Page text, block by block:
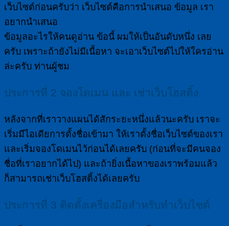
เว็บไซต์ก่อนครับว่า เว็บไซต์คือการนำเสนอ ข้อมูล เรา
อยากนำเสนอ
ข้อมูลอะไรให้คนดูอ่าน ข้อนี้ ผมให้เป็นอันดับหนึ่ง เลย
ครับ เพราะถ้ายังไม่มีเนื้อหา จะเอาเว็บไซต์ไปให้ใครอ่าน
ล่ะครับ ท่านผู้ชม
ประการที่ 2 จองโดเมน และ เช่าเว็บโฮสติ้ง
หลังจากที่เราวางแผนได้สักระยะหนึ่งแล้วนะครับ เราจะ
เริ่มมีไอเดียการตั้งชื่อเข้ามา ให้เราตั้งชื่อเว็บไซต์ของเรา
และเริ่มจองโดเมนไว้ก่อนได้เลยครับ (ก่อนที่จะมีคนจอง
ชื่อที่เราอยากได้ไป) และถ้ายิ่งเนื้อหาของเราพร้อมแล้ว
ก็สามารถเช่าเว็บโฮสติ้งได้เลยครับ
ประการที่ 3 ติดตั้งเครื่องมือสำหรับทำเว็บไซต์